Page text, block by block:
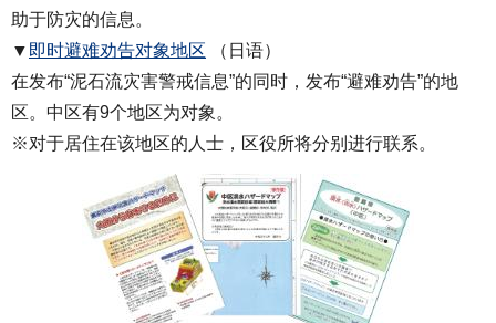
助于防灾的信息。
▼ 即时避难劝告对象地区 （日语）
在发布“泥石流灾害警戒信息”的同时，发布“避难劝告”的地
区。中区有9个地区为对象。
※对于居住在该地区的人士，区役所将分别进行联系。